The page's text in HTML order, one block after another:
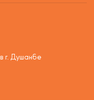
г. Душанбе